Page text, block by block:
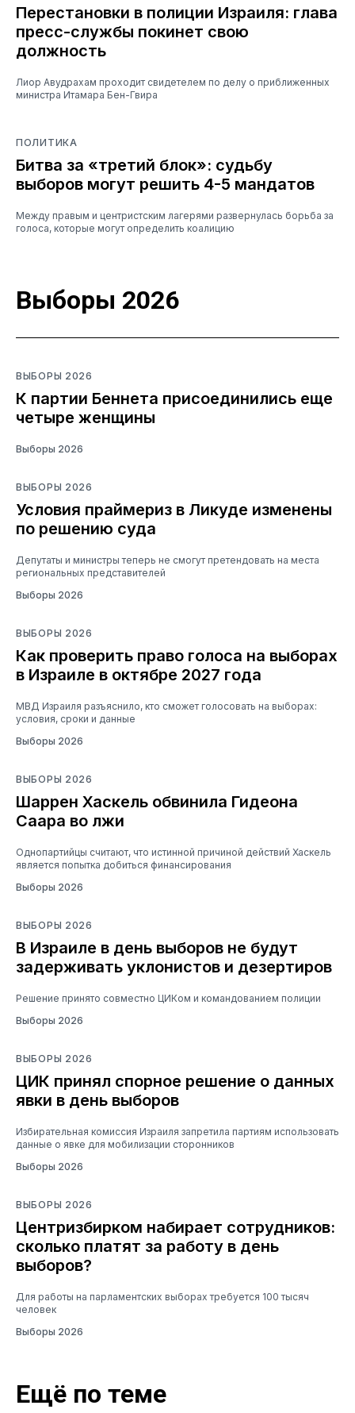
Перестановки в полиции Израиля: глава
пресс-службы покинет свою
должность
Лиор Авудрахам проходит свидетелем по делу о приближенных
министра Итамара Бен-Гвира
ПОЛИТИКА
Битва за «третий блок»: судьбу
выборов могут решить 4-5 мандатов
Между правым и центристским лагерями развернулась борьба за
голоса, которые могут определить коалицию
Выборы 2026
ВЫБОРЫ 2026
К партии Беннета присоединились еще
четыре женщины
Выборы 2026
ВЫБОРЫ 2026
Условия праймериз в Ликуде изменены
по решению суда
Депутаты и министры теперь не смогут претендовать на места
региональных представителей
Выборы 2026
ВЫБОРЫ 2026
Как проверить право голоса на выборах
в Израиле в октябре 2027 года
МВД Израиля разъяснило, кто сможет голосовать на выборах:
условия, сроки и данные
Выборы 2026
ВЫБОРЫ 2026
Шаррен Хаскель обвинила Гидеона
Саара во лжи
Однопартийцы считают, что истинной причиной действий Хаскель
является попытка добиться финансирования
Выборы 2026
ВЫБОРЫ 2026
В Израиле в день выборов не будут
задерживать уклонистов и дезертиров
Решение принято совместно ЦИКом и командованием полиции
Выборы 2026
ВЫБОРЫ 2026
ЦИК принял спорное решение о данных
явки в день выборов
Избирательная комиссия Израиля запретила партиям использовать
данные о явке для мобилизации сторонников
Выборы 2026
ВЫБОРЫ 2026
Центризбирком набирает сотрудников:
сколько платят за работу в день
выборов?
Для работы на парламентских выборах требуется 100 тысяч
человек
Выборы 2026
Ещё по теме